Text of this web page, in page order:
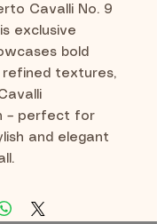
Cavalli No. 9
exclusive
bold
refined textures,
– perfect for
and elegant